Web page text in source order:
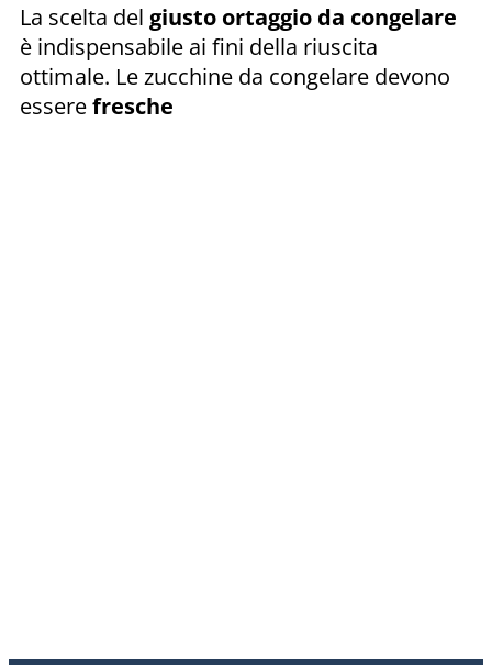
La scelta del giusto ortaggio da congelare
è indispensabile ai fini della riuscita
ottimale. Le zucchine da congelare devono
esserefresche